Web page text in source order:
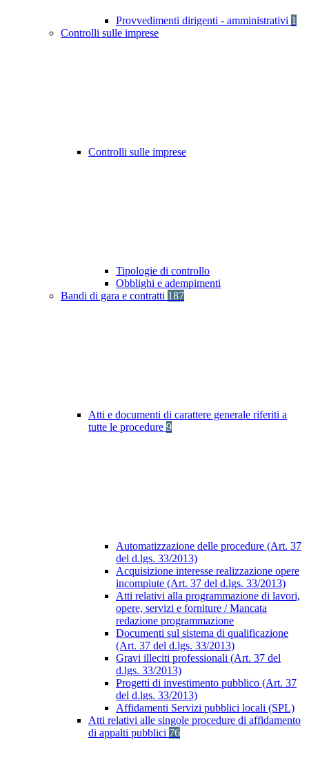
Provvedimenti dirigenti - amministrativi 1
Controlli sulle imprese
Controlli sulle imprese
Tipologie di controllo
Obblighi e adempimenti
Bandi di gara e contratti 187
Atti e documenti di carattere generale riferiti a
tutte le procedure 9
Automatizzazione delle procedure (Art. 37
del d.lgs. 33/2013)
Acquisizione interesse realizzazione opere
incompiute (Art. 37 del d.lgs. 33/2013)
Atti relativi alla programmazione di lavori,
opere, servizi e forniture / Mancata
redazione programmazione
Documenti sul sistema di qualificazione
(Art. 37 del d.lgs. 33/2013)
Gravi illeciti professionali (Art. 37 del
d.lgs. 33/2013)
Progetti di investimento pubblico (Art. 37
del d.lgs. 33/2013)
Affidamenti Servizi pubblici locali (SPL)
Atti relativi alle singole procedure di affidamento
di appalti pubblici 76